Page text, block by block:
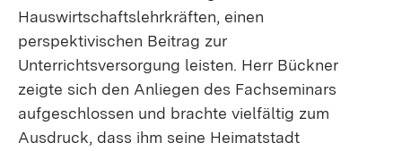
Hauswirtschaftslehrkräften, einen
perspektivischen Beitrag zur
Unterrichtsversorgung leisten. Herr Bückner
zeigte sich den Anliegen des Fachseminars
aufgeschlossen und brachte vielfältig zum
Ausdruck, dass ihm seine Heimatstadt